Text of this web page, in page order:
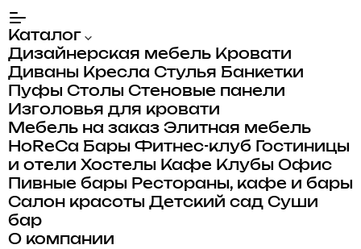
Каталог
Дизайнерская мебель Кровати
Диваны Кресла Стулья Банкетки
Пуфы Столы Стеновые панели
Изголовья для кровати
Мебель на заказ Элитная мебель
HoReCa Бары Фитнес-клуб
Гостиницы
и отели Хостелы Кафе Клубы Офис
Пивные бары Рестораны, кафе и бары
Салон красоты Детский сад Суши
бар
О компании